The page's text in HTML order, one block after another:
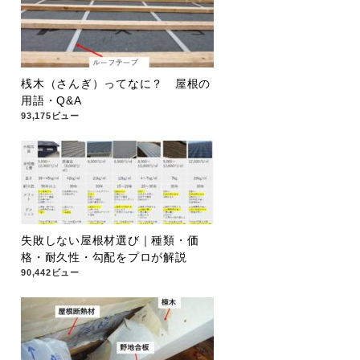
桟木（さんぎ）ってなに？ 屋根の
用語・Q&A
93,175ビュー
失敗しない屋根材選び｜種類・価
格・耐久性・勾配をプロが解説
90,442ビュー